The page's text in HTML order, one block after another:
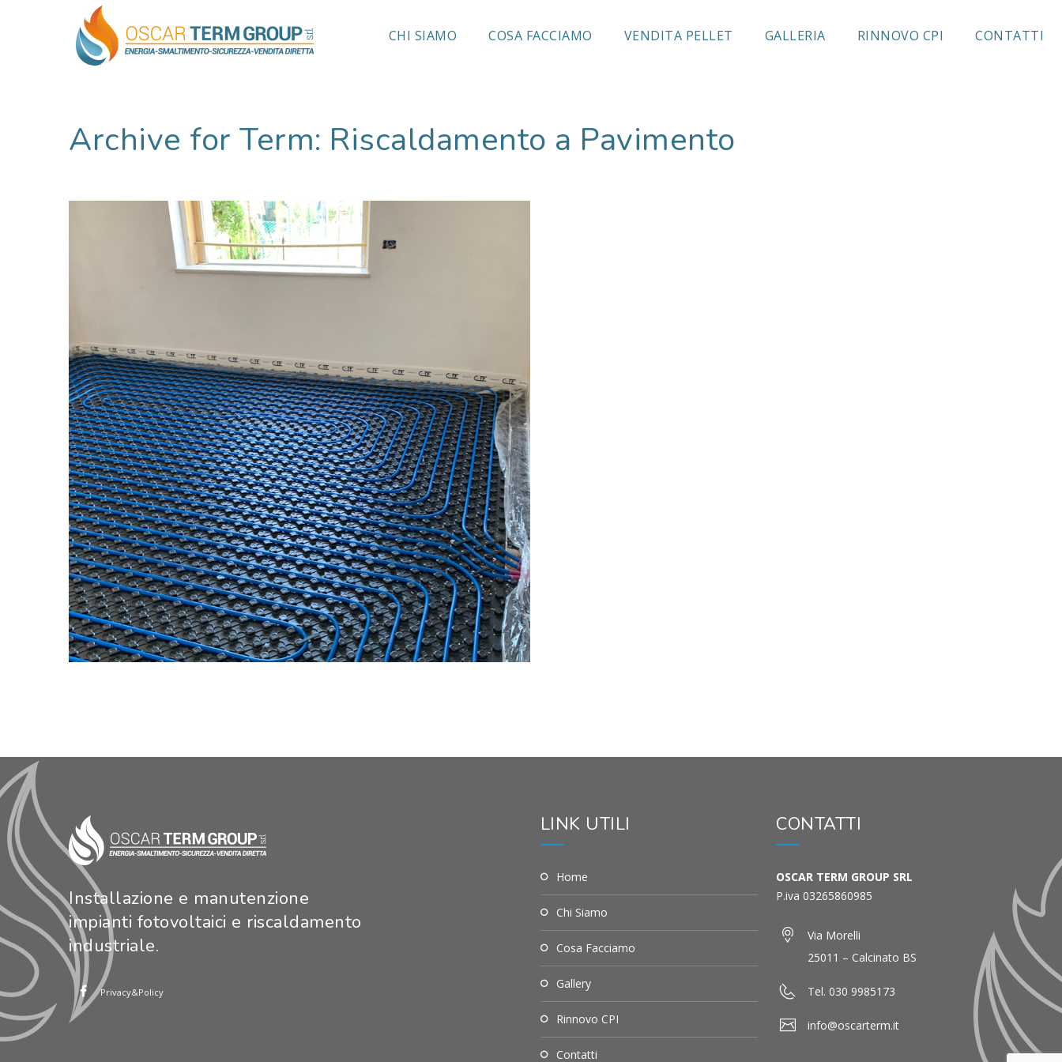
CHI SIAMO COSA FACCIAMO VENDITA PELLET GALLERIA RINNOVO CPI CONTATTI
Archive for Term: Riscaldamento a Pavimento
Installazione e manutenzione
impianti fotovoltaici e riscaldamento
industriale.
Privacy&Policy
LINK UTILI
Home
Chi Siamo
Cosa Facciamo
Gallery
Rinnovo CPI
Contatti
CONTATTI
OSCAR TERM GROUP SRL
P.iva 03265860985
Via Morelli
25011 – Calcinato BS
Tel. 030 9985173
info@oscarterm.it